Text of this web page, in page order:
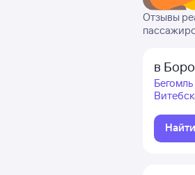
Отзывы
в